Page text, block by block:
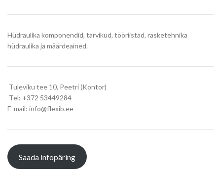
Hüdraulika komponendid, tarvikud, tööriistad, rasketehnika
hüdraulika ja määrdeained.
Tuleviku tee 10, Peetri (Kontor)
Tel: +372 53449284
E-mail: info@flexib.ee
Saada infopäring